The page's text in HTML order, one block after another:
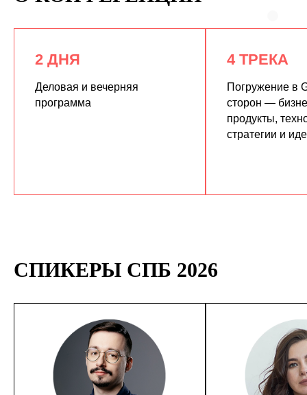
2 ДНЯ
Деловая и вечерняя
программа
4 ТРЕКА
Погружение в
сторон —
продукты,
стратегии и
СПИКЕРЫ СПБ 2026